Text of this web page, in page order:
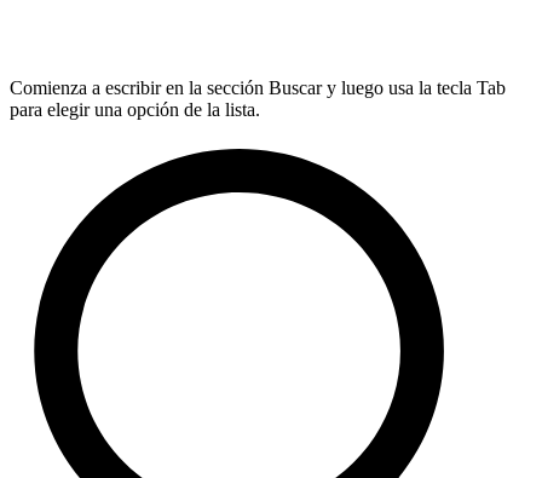
Comienza a escribir en la sección Buscar y luego usa la tecla Tab
para elegir una opción de la lista.